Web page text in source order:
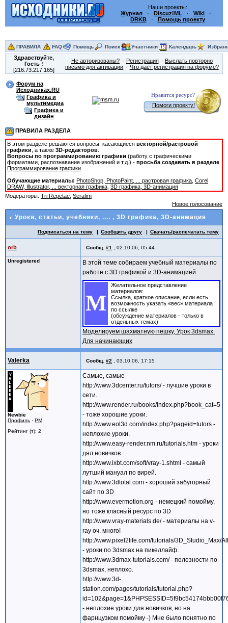
Наши проекты:
Журнал · Discuz!ML · Wiki ·
DRKB· Помощь проекту
ПРАВИЛА FAQ Помощь Поиск Участники Календарь
Здравствуйте,
Гость!
[216.73.217.165]
Не авторизованы? Регистрация
Выслать повторно
письмо для активации
Что даёт регистрация на форуме?
Форум на
Исходниках.RU
Графика и
мультимедиа
Графика и
дизайн
Нравится ресурс?
Помоги проекту!
ПРАВИЛА РАЗДЕЛА
В этом разделе решаются вопросы, касающиеся векторной/растровой
графики , а также 3D-редакторов
Вопросы по программированию графики (работу с графическими
форматами, распознавание изображений и т.д.) - просьба создавать в разделе
Программирование графики
Обучающие материалы: PhotoShop, PhotoPaint, ... растровая графика Corel
DRAW, Illustrator, ... векторная графика 3D графика, 3D-анимация
Модераторы: Tri Repetae Serafim
Новое голосование
Уроки, статьи, учебники, .... , 3D графика, 3D-анимация
Подписаться на тему Сообщить другу Скачать/распечатать тему
orb Сообщ. #1 02.10.06, 05:44
Unregistered
В этой теме собираем учебный материалы по
работе с 3D графикой и 3D-анимацией
M
Желательное представление
материалов:
Ссылка, краткое описание, если есть
возможность указать «вес» материала
по ссылке
(обсуждение материалов - только в
отдельных темах)
Моделируем шахматную пешку, Урок 3dsmax.
Для начинающих
Valerka Сообщ. #2 03.10.06, 17:15
Newbie
Профиль · PM
Рейтинг (т): 2
Самые, самые
http://www.3dcenter.ru/tutors/ - лучшие уроки в
сети.
http://www.render.ru/books/index.php?book_cat=5
- тоже хорошие уроки.
http://www.eol3d.com/index.php?pageid=tutors -
неплохие уроки.
http://www.easy-render.nm.ru/tutorials.htm - уроки
дял новичков.
http://www.ixbt.com/soft/vray-1.shtml - самый
лутший мануал по вирей.
http://www.3dtotal.com - хороший забугорный
сайт по 3D
http://www.evermotion.org - немецкий помойму,
но тоже класный ресурс по 3D
http://www.vray-materials.de/ - материалы на v-
ray оч. много!
http://www.pixel2life.com/tutorials/3D_Studio_Max/
- уроки по 3dsmax на пикеллайф.
http://www.3dmax-tutorials.com/ - полезности по
3dsmax, неплохо.
http://www.3d-
station.com/pages/tutorials/tutorial.php?
- неплохие уроки для новичков, но на
фарнцузком помойму -) Мне было понятно по